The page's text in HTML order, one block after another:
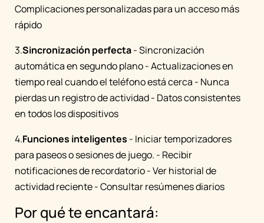
Complicaciones personalizadas para un acceso más
rápido
3.Sincronización perfecta- Sincronización
automática en segundo plano - Actualizaciones en
tiempo real cuando el teléfono está cerca - Nunca
pierdas un registro de actividad - Datos consistentes
en todos los dispositivos
4.Funciones inteligentes - Iniciar temporizadores
para paseos o sesiones de juego. - Recibir
notificaciones de recordatorio - Ver historial de
actividad reciente - Consultar resúmenes diarios
Por qué te encantará: